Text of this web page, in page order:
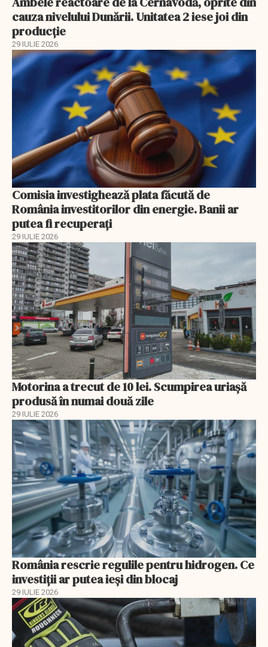
cauza nivelului Dunării. Unitatea 2 iese joi din
producție
29 IULIE 2026
Comisia investighează plata făcută de
România investitorilor din energie. Banii ar
putea fi recuperați
29 IULIE 2026
Motorina a trecut de 10 lei. Scumpirea uriașă
produsă în numai două zile
29 IULIE 2026
România rescrie regulile pentru hidrogen. Ce
investiții ar putea ieși din blocaj
29 IULIE 2026